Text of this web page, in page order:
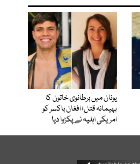
یونان میں برطانوی خاتون کا
بہیمانہ قتل؛ افغان باکسر کو
امریکی اہلیہ نے پکڑوا دیا